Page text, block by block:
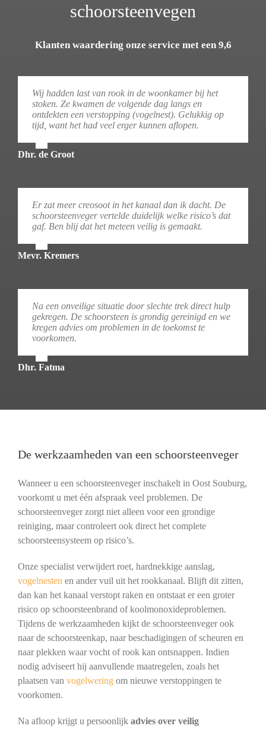
schoorsteenvegen
Klanten waardering onze service met een 9,6
Wij hadden last van rook in de woonkamer bij het
stoken. Ze kwamen de volgende dag langs en
ontdekten een verstopping (vogelnest). Gelukkig op
tijd, want het had veel erger kunnen aflopen.
Dhr. de Groot
Er zat meer creosoot in het kanaal dan ik dacht. De
schoorsteenveger vertelde duidelijk welke risico’s dat
gaf. Ben blij dat het meteen veilig is gemaakt.
Mevr. Kremers
Na een onveilige situatie door slechte trek direct hulp
gekregen. De schoorsteen is grondig gereinigd en we
kregen advies om problemen in de toekomst te
voorkomen.
Dhr. Fatma
De werkzaamheden van een schoorsteenveger
Wanneer u een schoorsteenveger inschakelt in Oost Souburg,
voorkomt u met één afspraak veel problemen. De
schoorsteenveger zorgt niet alleen voor een grondige
reiniging, maar controleert ook direct het complete
schoorsteensysteem op risico’s.
Onze specialist verwijdert roet, hardnekkige aanslag,
vogelnesten en ander vuil uit het rookkanaal. Blijft dit zitten,
dan kan het kanaal verstopt raken en ontstaat er een groter
risico op schoorsteenbrand of koolmonoxideproblemen.
Tijdens de werkzaamheden kijkt de schoorsteenveger ook
naar de schoorsteenkap, naar beschadigingen of scheuren en
naar plekken waar vocht of rook kan ontsnappen. Indien
nodig adviseert hij aanvullende maatregelen, zoals het
plaatsen van vogelweringom nieuwe verstoppingen te
voorkomen.
Na afloop krijgt u persoonlijk advies over veilig